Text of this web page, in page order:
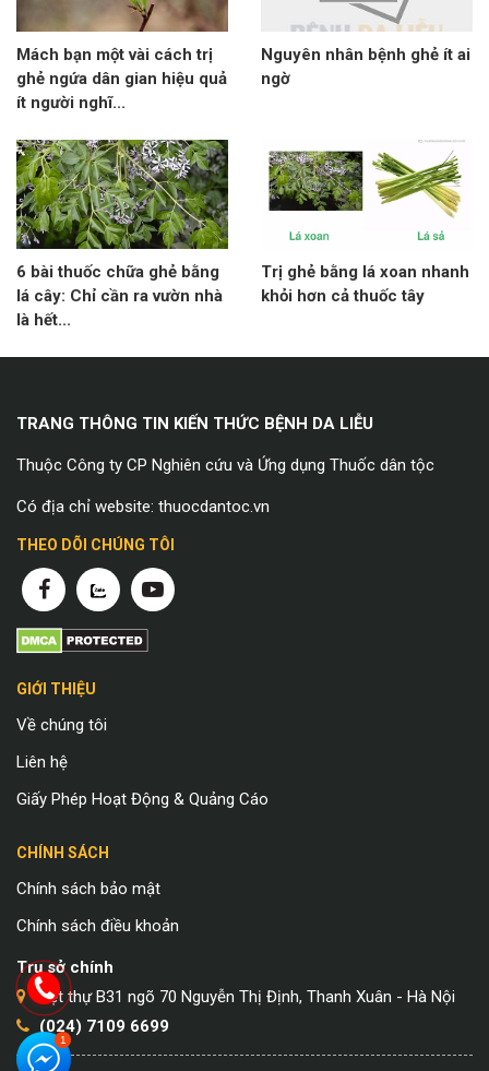
Mách bạn một vài cách trị
ghẻ ngứa dân gian hiệu quả
ít người nghĩ...
Nguyên nhân bệnh ghẻ ít ai
ngờ
6 bài thuốc chữa ghẻ bằng
lá cây: Chỉ cần ra vườn nhà
là hết...
Trị ghẻ bằng lá xoan nhanh
khỏi hơn cả thuốc tây
TRANG THÔNG TIN KIẾN THỨC BỆNH DA LIỄU
Thuộc Công ty CP Nghiên cứu và Ứng dụng Thuốc dân tộc
Có địa chỉ website: thuocdantoc.vn
THEO DÕI CHÚNG TÔI
GIỚI THIỆU
Về chúng tôi
Liên hệ
Giấy Phép Hoạt Động & Quảng Cáo
CHÍNH SÁCH
Chính sách bảo mật
Chính sách điều khoản
Trụ sở chính
Biệt thự B31 ngõ 70 Nguyễn Thị Định, Thanh Xuân - Hà Nội
(024) 7109 6699